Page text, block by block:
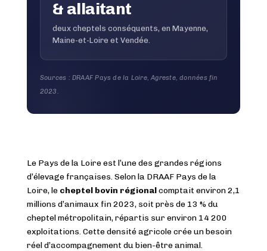
& allaitant
deux cheptels conséquents, en Mayenne,
Maine-et-Loire et Vendée.
Sources : DRAAF Pays de la Loire, Agreste, données fin
2023.
Le Pays de la Loire est l’une des grandes régions
d’élevage françaises. Selon la DRAAF Pays de la
Loire, le cheptel bovin régionalcomptait environ 2,1
millions d’animaux fin 2023, soit près de 13 % du
cheptel métropolitain, répartis sur environ 14 200
exploitations. Cette densité agricole crée un besoin
réel d’accompagnement du bien-être animal.